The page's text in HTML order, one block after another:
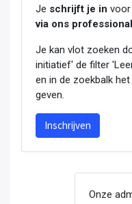
Je schrijft je in voor
via ons
Je kan vlot zoeken
initiatief' de filter
en in de zoekbalk
geven.
Inschrijven
Onze